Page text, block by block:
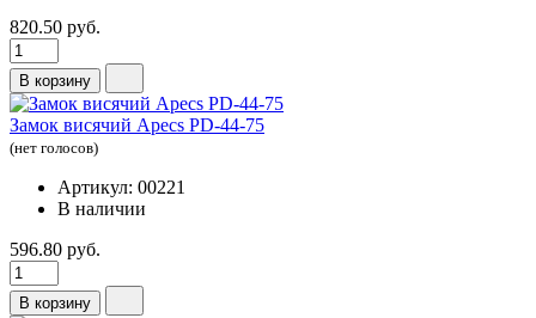
820.50 руб.
В корзину
Замок висячий Apecs PD-44-75
(нет голосов)
Артикул: 00221
В наличии
596.80 руб.
В корзину